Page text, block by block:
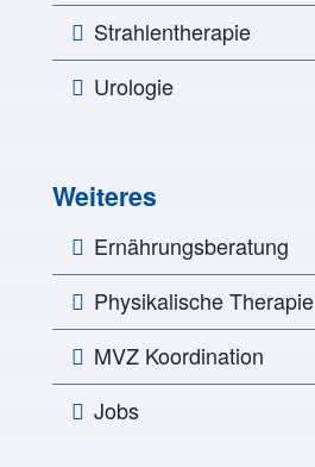
Strahlentherapie
Urologie
Weiteres
Ernährungsberatung
Physikalische Therapie
MVZ Koordination
Jobs